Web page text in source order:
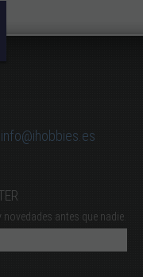
info@ihobbies.es
antes que nadie.